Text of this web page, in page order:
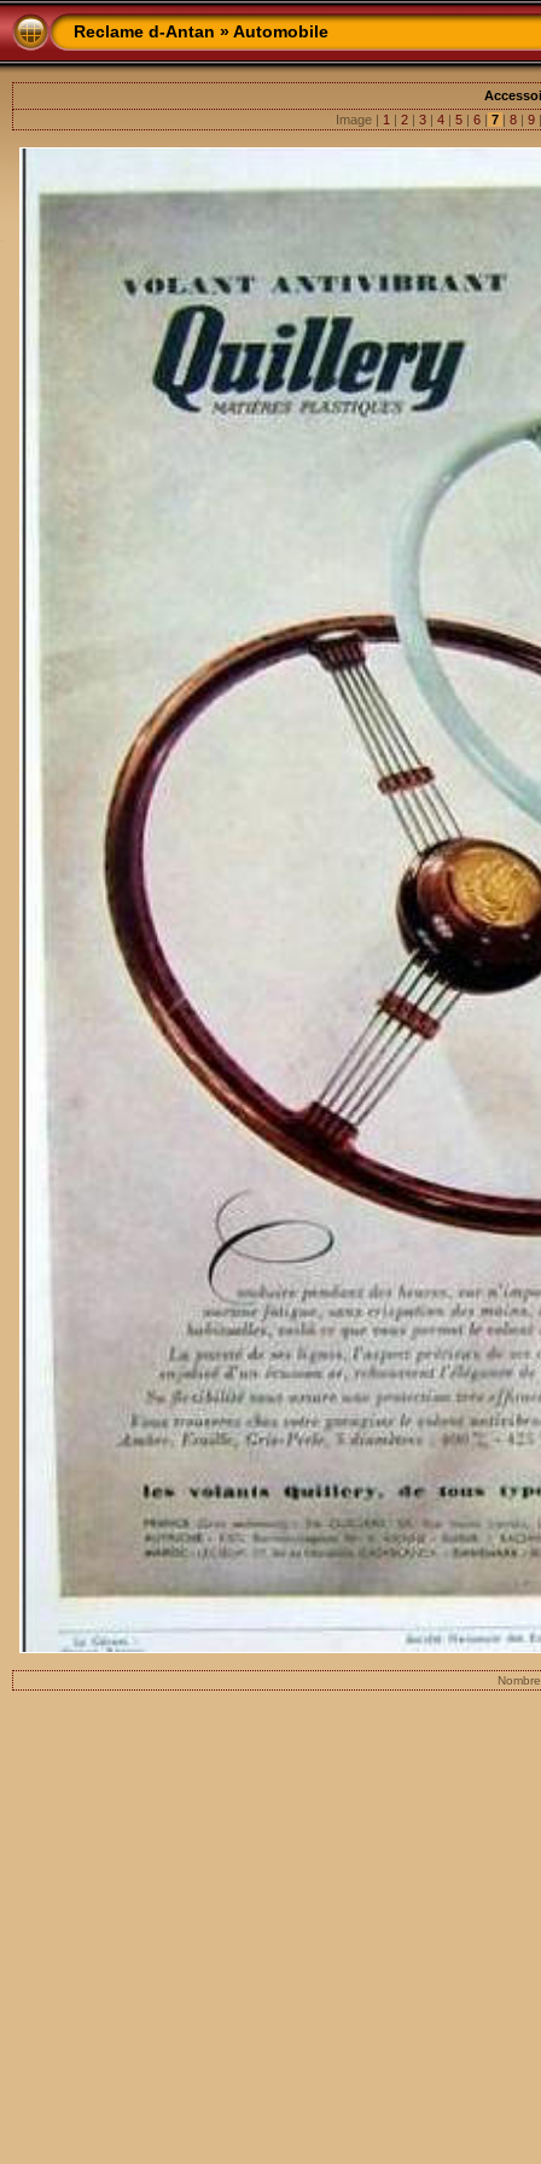
Reclame d-Antan »Automobile
Image | 1 | 2 | 3 | 4 | 5 | 6 | 7 | 8 | 9 |